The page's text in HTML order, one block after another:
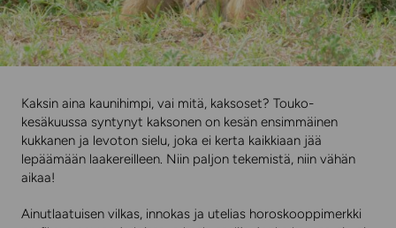
Kaksin aina kaunihimpi, vai mitä, kaksoset? Touko-
kesäkuussa syntynyt kaksonen on kesän ensimmäinen
kukkanen ja levoton sielu, joka ei kerta kaikkiaan jää
lepäämään laakereilleen. Niin paljon tekemistä, niin vähän
aikaa!
Ainutlaatuisen vilkas, innokas ja utelias horoskooppimerkki